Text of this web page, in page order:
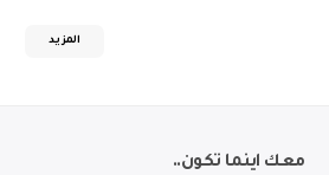
المزيد
معك اينما تكون..